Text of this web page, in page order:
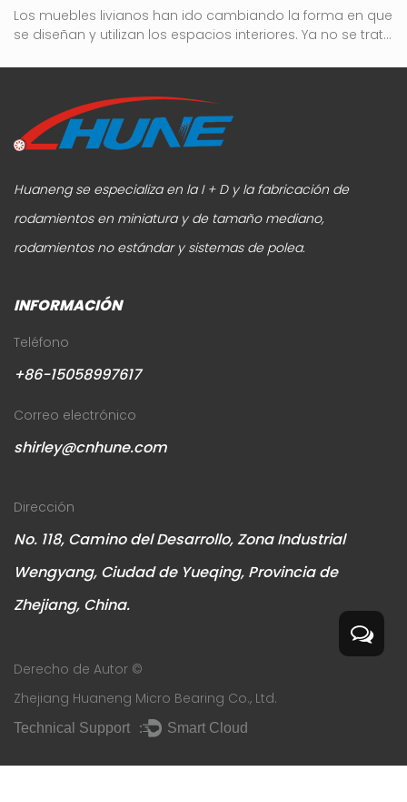
Los muebles livianos han ido cambiando la forma en que
se diseñan y utilizan los espacios interiores. Ya no se trata
atención se centra en cómo se comportan los muebles
movimiento, estabilidad y comodidad a largo plazo....
Huaneng se especializa en la I + D y la fabricación de
rodamientos en miniatura y de tamaño mediano,
rodamientos no estándar y sistemas de polea.
INFORMACIÓN
Teléfono
+86-15058997617
Correo electrónico
shirley@cnhune.com
Dirección
No. 118, Camino del Desarrollo, Zona Industrial
Wengyang, Ciudad de Yueqing, Provincia de
Zhejiang, China.
Derecho de Autor ©
Zhejiang Huaneng Micro Bearing Co., Ltd.
Technical Support ： Smart Cloud